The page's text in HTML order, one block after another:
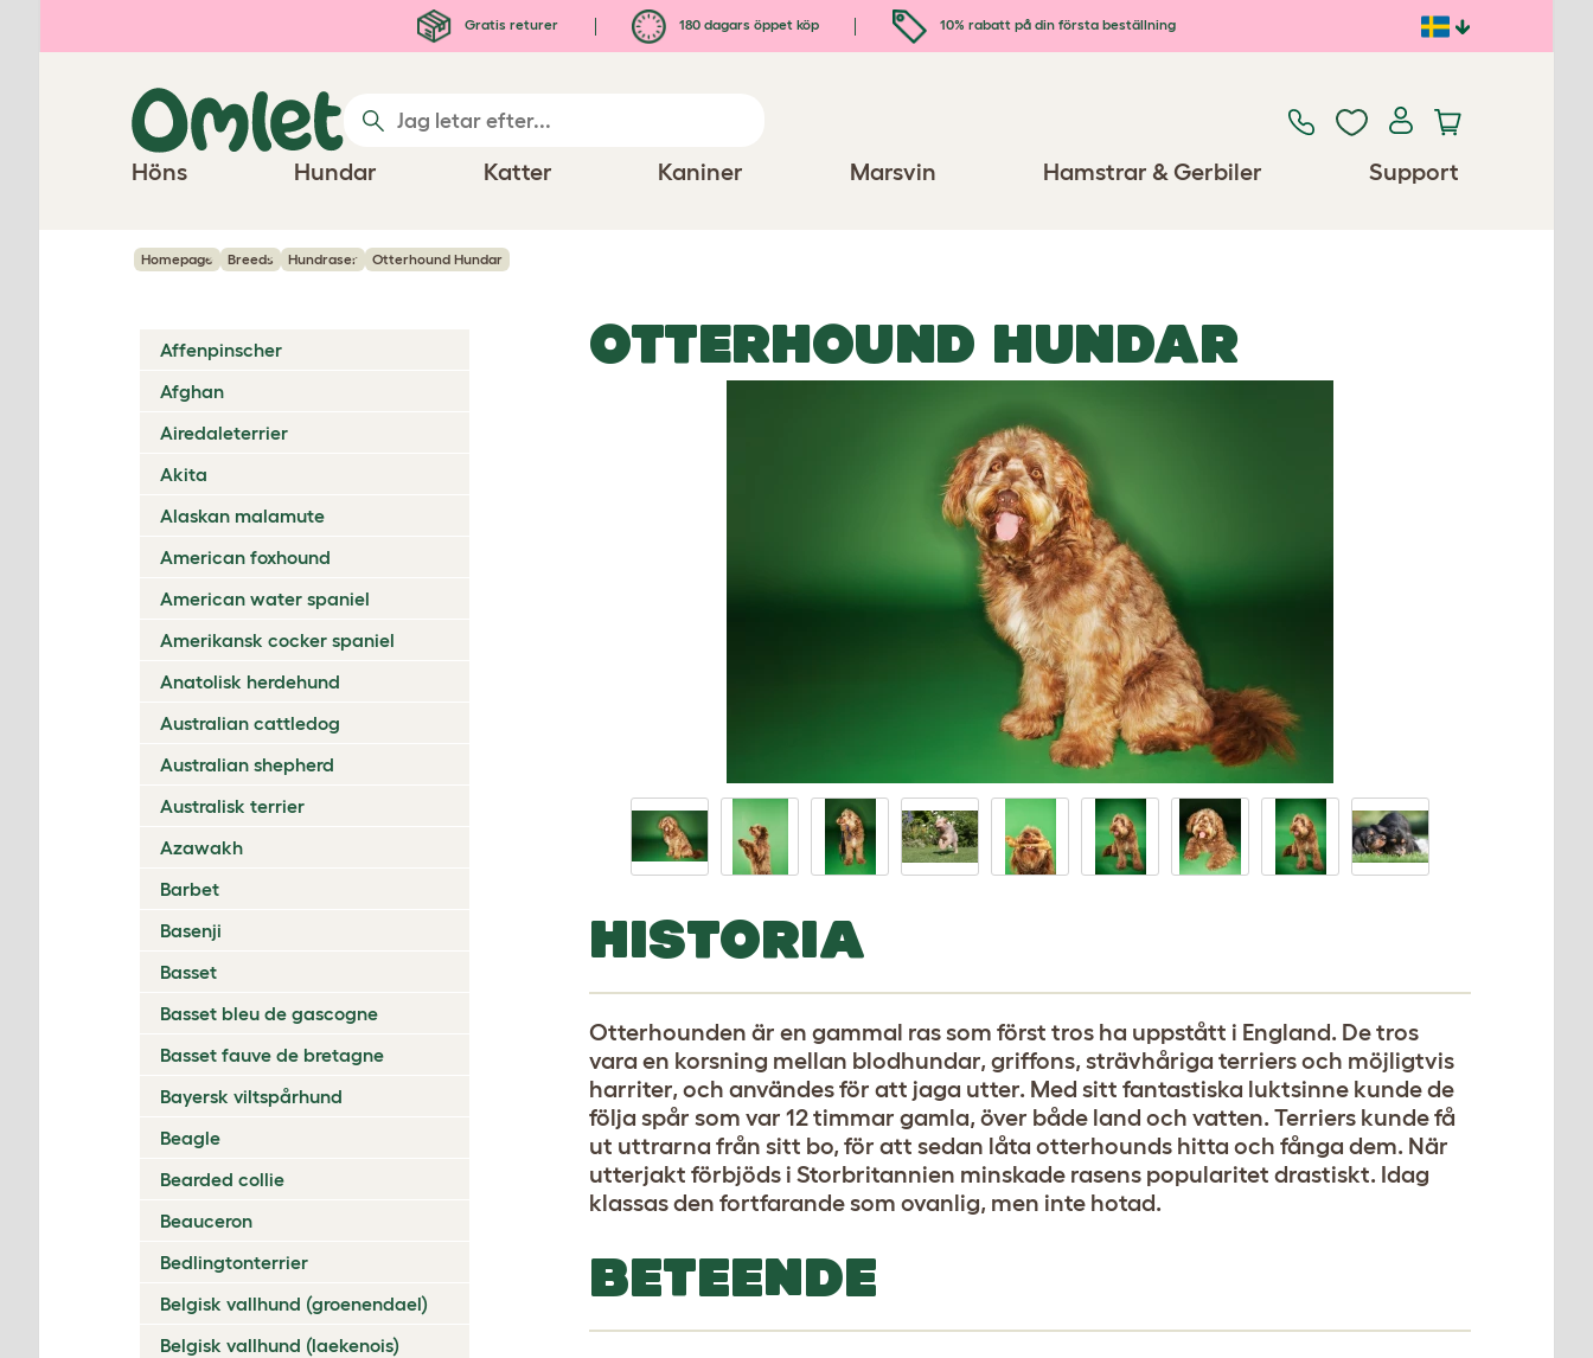
Gratis returer 180 dagars öppet köp 10% rabatt på din första beställning
Höns Hundar Katter Kaniner Marsvin Hamstrar & Gerbiler Support
Homepage Breeds Hundraser Otterhound Hundar
Affenpinscher
Afghan
Airedaleterrier
Akita
Alaskan malamute
American foxhound
American water spaniel
Amerikansk cocker spaniel
Anatolisk herdehund
Australian cattledog
Australian shepherd
Australisk terrier
Azawakh
Barbet
Basenji
Basset
Basset bleu de gascogne
Basset fauve de bretagne
Bayersk viltspårhund
Beagle
Bearded collie
Beauceron
Bedlingtonterrier
Belgisk vallhund (groenendael)
Belgisk vallhund (laekenois)
OTTERHOUND HUNDAR
HISTORIA
Otterhounden är en gammal ras som först tros ha uppstått i England. De tros
vara en korsning mellan blodhundar, griffons, strävhåriga terriers och möjligtvis
harriter, och användes för att jaga utter. Med sitt fantastiska luktsinne kunde de
följa spår som var 12 timmar gamla, över både land och vatten. Terriers kunde få
ut uttrarna från sitt bo, för att sedan låta otterhounds hitta och fånga dem. När
utterjakt förbjöds i Storbritannien minskade rasens popularitet drastiskt. Idag
klassas den fortfarande som ovanlig, men inte hotad.
BETEENDE